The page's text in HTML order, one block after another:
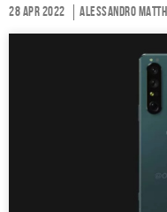
28 Apr 2022 Alessandro